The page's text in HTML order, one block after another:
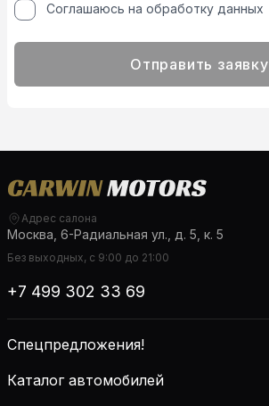
Соглашаюсь на обработку данных
Отправить заявку
Адрес салона
Москва, 6-Радиальная ул., д. 5, к. 5
Без выходных, с 9:00 до 21:00
+7 499 302 33 69
Спецпредложения!
Каталог автомобилей